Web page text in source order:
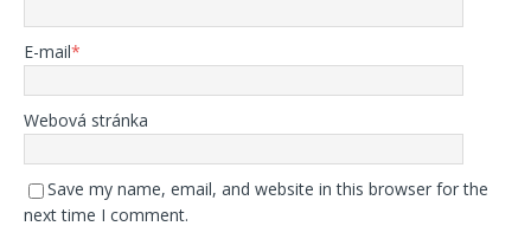
E-mail*
Webová stránka
Save my name, email, and website in this browser for the
next time I comment.